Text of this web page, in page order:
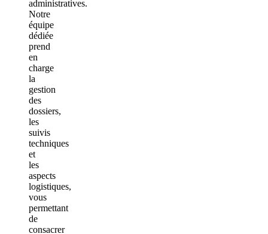
administratives.
Notre
équipe
dédiée
prend
en
charge
la
gestion
des
dossiers,
les
suivis
techniques
et
les
aspects
logistiques,
vous
permettant
de
consacrer